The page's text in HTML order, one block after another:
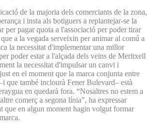
de la majoria dels comerciants de la zona,
i insta als botiguers a replantejar-se la
per pagar quota a l'associació per poder tirar
a la vegada serveixin per animar al comú a
la necessitat d'implementar una millor
poder estar a l'alçada dels veïns de Meritxell
la necessitat d'impulsar un canvi i
en el moment que la marca conjunta entre
que també inclourà Fener Bulevard– està
en quedarà fora. “Nosaltres no estem a
comerç a segona línia”, ha expressar
que en algun moment hagin volgut formar